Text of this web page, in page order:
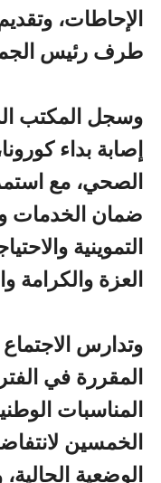
الإحاطات،
طرف رئيس
وسجل المكتب
إصابة بداء
الصحي، مع
ضمان الخدمات
التموينية
العزة والكرامة
وتدارس
المقررة في
المناسبات
الخمسين
الوضعية